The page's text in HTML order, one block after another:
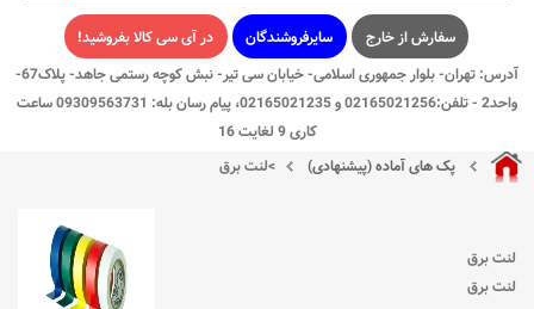
سفارش از خارج سایرفروشندگان
در آی سی کالا بفروشید!
آدرس: تهران- بلوار جمهوری اسلامی- خیابان سی تیر- نبش کوچه رستمی جاهد- پلاک67-
واحد2 - تلفن:02165021256 و 02165021235، پیام رسان بله: 09309563731 ساعت
کاری 9 لغایت 16
پک های آماده (پیشنهادی)
>لنت برق
لنت برق
لنت برق